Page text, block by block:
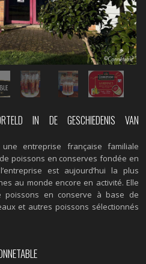
IN DE GESCHIEDENIS VAN
une entreprise française familiale
poissons en conserves fondée en
est aujourd’hui la plus
au monde encore en activité. Elle
poissons en conserve à base de
et autres poissons sélectionnés